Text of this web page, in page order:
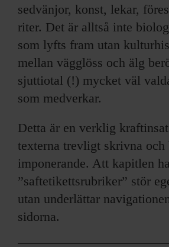
sedvänjor, konst, lekar,
riter. Det är alltså inte
som lyfts fram utan
mellan vägglöss och älg
sjuttiotal (!) mycket väl
som medverkar.
Detta är en verklig
texterna trevligt skrivna och
imponerande. Att kapitlen
”saftetikettsrubriker” stör
utan underlättar
sidorna.